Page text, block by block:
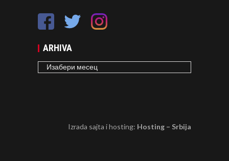
ARHIVA
ARHIVA
Izrada sajta i hosting: Hosting – Srbija